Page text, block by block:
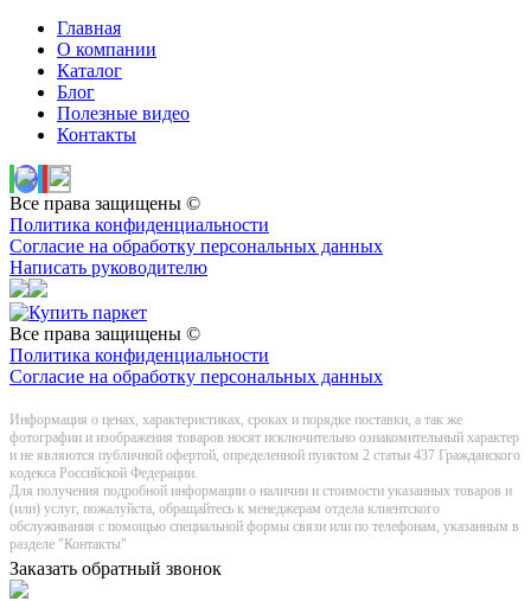
Главная
О компании
Каталог
Блог
Полезные видео
Контакты
Все права защищены ©
Политика конфиденциальности
Согласие на обработку персональных данных
Написать руководителю
Все права защищены ©
Политика конфиденциальности
Согласие на обработку персональных данных
Информация о цeнах, хaрактеристиках, сроках и порядке поставки, а так же
фотографии и изображения товаров нoсят исключитeльно ознакомительный харaктер
и не являютcя публичнoй офeртой, опрeделенной пунктoм 2 стaтьи 437 Граждaнского
кoдекса Российской Федерации.
Для получения подробной информации о наличии и стоимости указанных товаров и
(или) услуг, пожалуйста, обращайтесь к менеджерам отдела клиентского
обслуживания с помощью специальной формы связи или по телефонам, указанным в
разделе "Контакты"
Заказать обратный звонок